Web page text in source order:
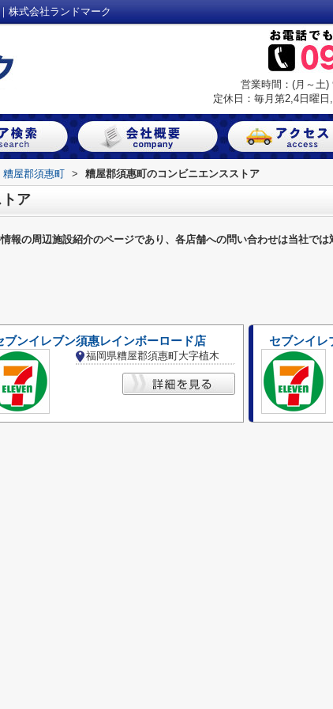
株式会社ランドマーク
営業時間：(月～土)
定休日：毎月第2,4日曜
糟屋郡須惠町 > 糟屋郡須惠町のコンビニエンスストア
ア
報の周辺施設紹介のページであり、各店舗への問い合わせは当社では
ブンイレブン須惠レインボーロード店
福岡県糟屋郡須惠町大字植木
セブンイレ